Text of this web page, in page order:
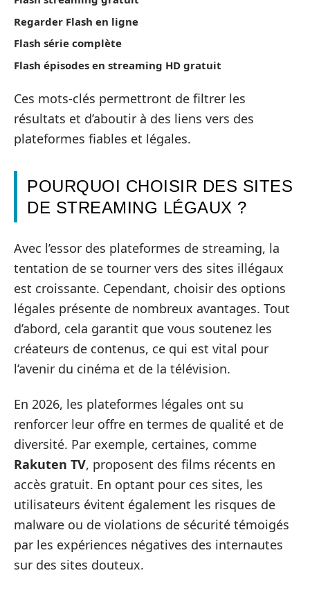
Regarder Flash en ligne
Flash série complète
Flash épisodes en streaming HD gratuit
Ces mots-clés permettront de filtrer les
résultats et d’aboutir à des liens vers des
plateformes fiables et légales.
POURQUOI CHOISIR DES SITES
DE STREAMING LÉGAUX ?
Avec l’essor des plateformes de streaming, la
tentation de se tourner vers des sites illégaux
est croissante. Cependant, choisir des options
légales présente de nombreux avantages. Tout
d’abord, cela garantit que vous soutenez les
créateurs de contenus, ce qui est vital pour
l’avenir du cinéma et de la télévision.
En 2026, les plateformes légales ont su
renforcer leur offre en termes de qualité et de
diversité. Par exemple, certaines, comme
Rakuten TV, proposent des films récents en
accès gratuit. En optant pour ces sites, les
utilisateurs évitent également les risques de
malware ou de violations de sécurité témoigés
par les expériences négatives des internautes
sur des sites douteux.